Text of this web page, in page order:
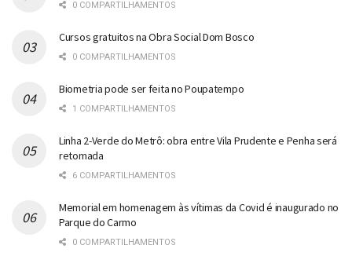
0 COMPARTILHAMENTOS
Cursos gratuitos na Obra Social Dom Bosco
0 COMPARTILHAMENTOS
Biometria pode ser feita no Poupatempo
1 COMPARTILHAMENTOS
Linha 2-Verde do Metrô: obra entre Vila Prudente e Penha será
retomada
6 COMPARTILHAMENTOS
Memorial em homenagem às vítimas da Covid é inaugurado no
Parque do Carmo
0 COMPARTILHAMENTOS